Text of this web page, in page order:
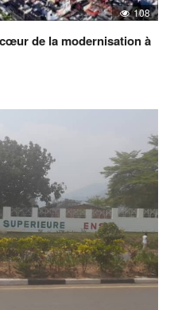
108
de la modernisation à